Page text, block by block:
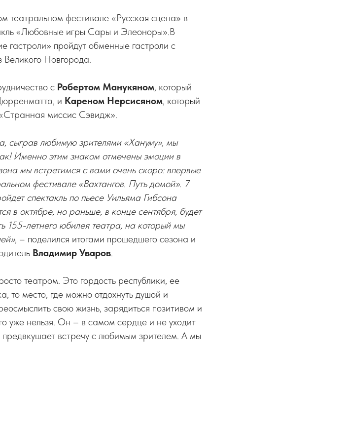
театральном фестивале «Русская сцена» в
«Любовные игры Сары и Элеоноры».В
пройдут обменные гастроли с
Новгорода.
с Робертом Манукяном, который
и Кареном Нерсисяном, который
миссис Сэвидж».
сыграв любимую зрителями «Хануму», мы
Именно этим знаком отмечены эмоции в
мы встретимся с вами очень скоро: впервые
фестивале «Вахтангов. Путь домой». 7
спектакль по пьесе Уильяма Гибсона
в октябре, но раньше, в конце сентября, будет
155-летнего юбилея театра, на который мы
, – поделился итогами прошедшего сезона и
Владимир Уваров.
театром. Это гордость республики, ее
то место, где можно отдохнуть душой и
свою жизнь, зарядиться позитивом и
уже нельзя. Он – в самом сердце и не уходит
встречу с любимым зрителем. А мы